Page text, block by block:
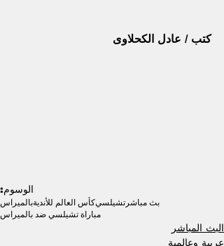
كتب / عادل الكحلاوى
الوسوم:
بث مباشرتشيلسيكأس العالم للأنديةبالميراس
مباراة تشيلسي ضد بالميراس
البث المباشر
عربية وعالمية